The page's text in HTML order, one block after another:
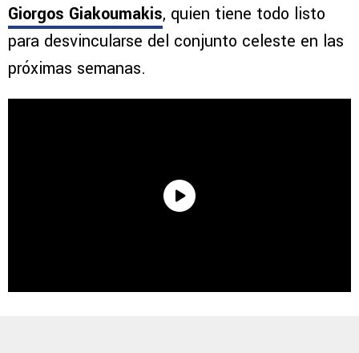
Giorgos Giakoumakis, quien tiene todo listo
para desvincularse del conjunto celeste en las
próximas semanas.